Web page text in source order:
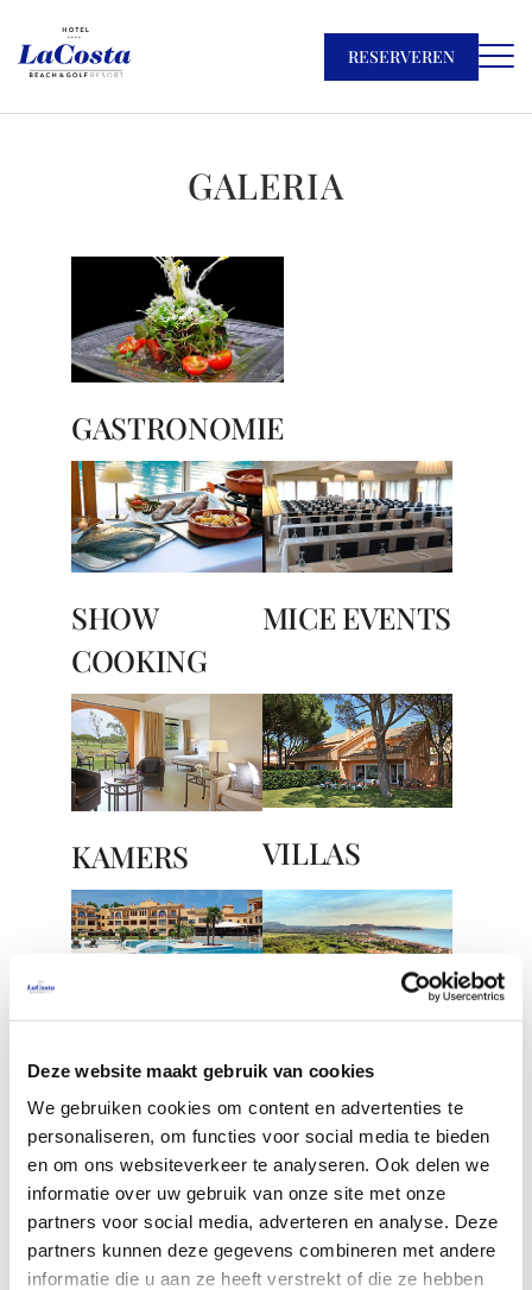
Deze website maakt gebruik van cookies
We gebruiken cookies om content en advertenties te
personaliseren, om functies voor social media te bieden
en om ons websiteverkeer te analyseren. Ook delen we
informatie over uw gebruik van onze site met onze
partners voor social media, adverteren en analyse. Deze
partners kunnen deze gegevens combineren met andere
informatie die u aan ze heeft verstrekt of die ze hebben
RESERVEREN
GALERIA
GASTRONOMIE
SHOW
COOKING
MICE EVENTS
KAMERS VILLAS
UITRUSTING
HUWELIJK